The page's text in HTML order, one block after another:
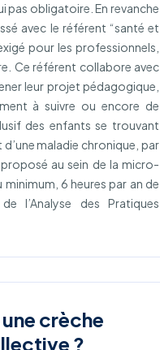
pas obligatoire. En revanche
avec le référent “santé et
pour les professionnels,
Ce référent collabore avec
leur projet pédagogique,
à suivre ou encore de
des enfants se trouvant
maladie chronique, par
au sein de la micro-
6 heures par an de
l’Analyse des Pratiques
crèche
?